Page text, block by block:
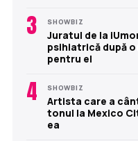
3 SHOWBIZ
Juratul de la
psihiatrică după
pentru el
4 SHOWBIZ
Artista care a
tonul la Mexico
ea